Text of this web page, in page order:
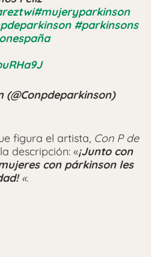
#mujeryparkinson
#parkinsons
(@Conpdeparkinson)
figura el artista, Con P de
descripción: «¡Junto con
con párkinson les
«.